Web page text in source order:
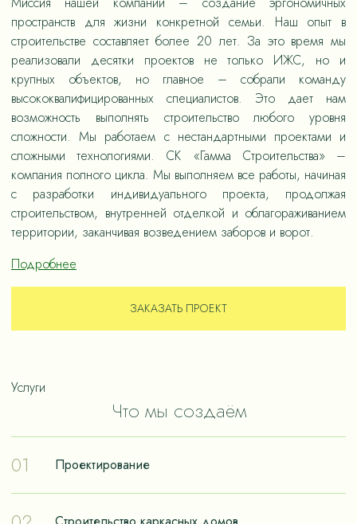
пространств для жизни конкретной семьи. Наш опыт в
строительстве составляет более 20 лет. За это время мы
реализовали десятки проектов не только ИЖС, но и
крупных объектов, но главное – собрали команду
высококвалифицированных специалистов. Это дает нам
возможность выполнять строительство любого уровня
сложности. Мы работаем с нестандартными проектами и
сложными технологиями. СК «Гамма Строительства» –
компания полного цикла. Мы выполняем все работы, начиная
с разработки индивидуального проекта, продолжая
строительством, внутренней отделкой и облагораживанием
территории, заканчивая возведением заборов и ворот.
Подробнее
ЗАКАЗАТЬ ПРОЕКТ
Услуги
Что мы создаём
01
Проектирование